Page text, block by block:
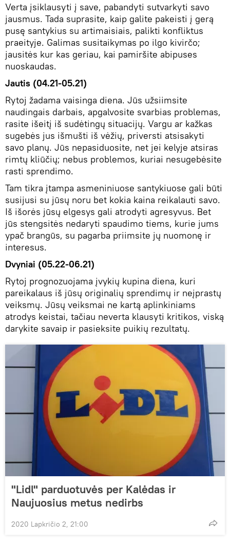
Verta įsiklausyti į save, pabandyti sutvarkyti savo
jausmus. Tada suprasite, kaip galite pakeisti į gerą
pusę santykius su artimaisiais, palikti konfliktus
praeityje. Galimas susitaikymas po ilgo kivirčo;
jausitės kur kas geriau, kai pamiršite abipuses
nuoskaudas.
Jautis (04.21-05.21)
Rytoj žadama vaisinga diena. Jūs užsiimsite
naudingais darbais, apgalvosite svarbias problemas,
rasite išeitį iš sudėtingų situacijų. Vargu ar kažkas
sugebės jus išmušti iš vėžių, priversti atsisakyti
savo planų. Jūs nepasiduosite, net jei kelyje atsiras
rimtų kliūčių; nebus problemos, kuriai nesugebėsite
rasti sprendimo.
Tam tikra įtampa asmeniniuose santykiuose gali būti
susijusi su jūsų noru bet kokia kaina reikalauti savo.
Iš išorės jūsų elgesys gali atrodyti agresyvus. Bet
jūs stengsitės nedaryti spaudimo tiems, kurie jums
ypač brangūs, su pagarba priimsite jų nuomonę ir
interesus.
Dvyniai (05.22-06.21)
Rytoj prognozuojama įvykių kupina diena, kuri
pareikalaus iš jūsų originalių sprendimų ir neįprastų
veiksmų. Jūsų veiksmai ne kartą aplinkiniams
atrodys keistai, tačiau neverta klausyti kritikos, viską
darykite savaip ir pasieksite puikių rezultatų.
"Lidl" parduotuvės per Kalėdas ir
Naujuosius metus nedirbs
2020 Lapkričio 2, 21:00